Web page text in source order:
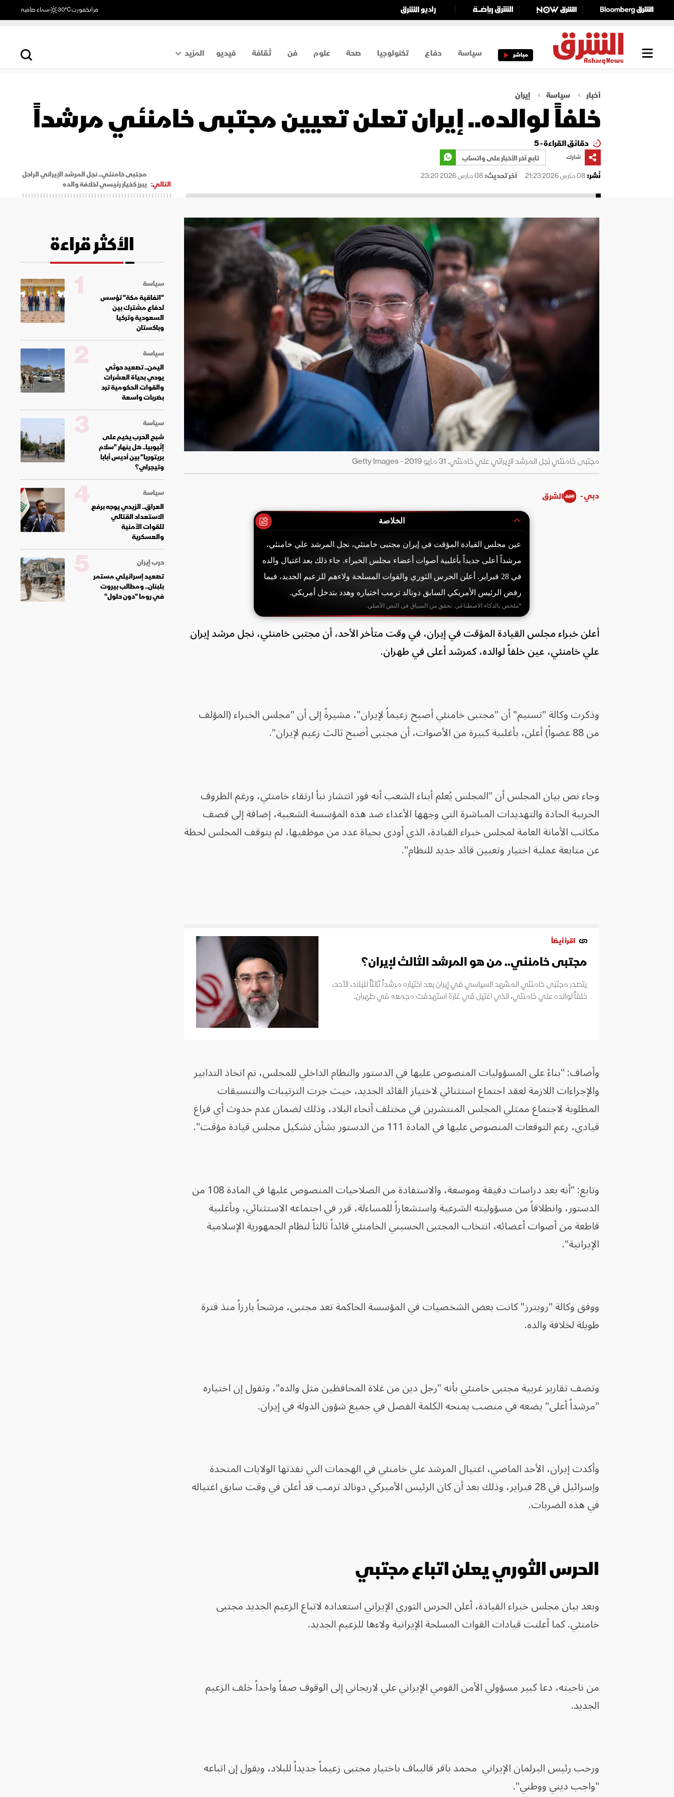
فرانكفورت30°C سماء صافية
مباشر سياسة دفاع تكنولوجيا صحة علوم فن ثقافة فيديو
المزيد
اقتصاد
أخبار سياسة إيران
خلفاً لوالده.. إيران تعلن تعيين مجتبى خامنئي مرشداً
دقائق القراءة - 5
شارك
تابع آخر الأخبار على واتساب
نُشر:08 مارس 2026 21:23 آخر تحديث:08 مارس 2026 23:20
التالي:
مجتبى خامنئي.. نجل المرشد الإيراني الراحل
يبرز كخيار رئيسي لخلافة والده
مجتبى خامنئي نجل المرشد الإيراني علي خامنئي. 31 مايو 2019 - Getty Images
دبي - الشرق
الخلاصة
عين مجلس القيادة المؤقت في إيران مجتبى خامنئي، نجل المرشد علي خامنئي،
مرشداً أعلى جديداً بأغلبية أصوات أعضاء مجلس الخبراء. جاء ذلك بعد اغتيال والده
في 28 فبراير. أعلن الحرس الثوري والقوات المسلحة ولاءهم للزعيم الجديد، فيما
رفض الرئيس الأمريكي السابق دونالد ترمب اختياره وهدد بتدخل أمريكي.
*ملخص بالذكاء الاصطناعي. تحقق من السياق في النص الأصلي.
أعلن خبراء مجلس القيادة المؤقت في إيران، في وقت متأخر الأحد، أن مجتبى خامنئي، نجل مرشد إيران
علي خامنئي، عين خلفاً لوالده، كمرشد أعلى في طهران.
وذكرت وكالة "تسنيم" أن "مجتبى خامنئي أصبح زعيماً لإيران"، مشيرةً إلى أن "مجلس الخبراء (المؤلف
من 88 عضواً) أعلن، بأغلبية كبيرة من الأصوات، أن مجتبى أصبح ثالث زعيم لإيران".
وجاء نص بيان المجلس أن "المجلس يُعلم أبناء الشعب أنه فور انتشار نبأ ارتقاء خامنئي، ورغم الظروف
الحربية الحادة والتهديدات المباشرة التي وجهها الأعداء ضد هذه المؤسسة الشعبية، إضافة إلى قصف
مكاتب الأمانة العامة لمجلس خبراء القيادة، الذي أودى بحياة عدد من موظفيها، لم يتوقف المجلس لحظة
عن متابعة عملية اختيار وتعيين قائد جديد للنظام".
اقرأ أيضاً
مجتبى خامنئي.. من هو المرشد الثالث لإيران؟
يتصدر مجتبى خامنئي المشهد السياسي في إيران بعد اختياره مرشداً ثالثاً للبلاد، الأحد،
خلفاً لوالده علي خامنئي، الذي اغتيل في غارة استهدفت مجمعه في طهران.
وأضاف: "بناءً على المسؤوليات المنصوص عليها في الدستور والنظام الداخلي للمجلس، تم اتخاذ التدابير
والإجراءات اللازمة لعقد اجتماع استثنائي لاختيار القائد الجديد، حيث جرت الترتيبات والتنسيقات
المطلوبة لاجتماع ممثلي المجلس المنتشرين في مختلف أنحاء البلاد، وذلك لضمان عدم حدوث أي فراغ
قيادي، رغم التوقعات المنصوص عليها في المادة 111 من الدستور بشأن تشكيل مجلس قيادة مؤقت".
وتابع: "أنه بعد دراسات دقيقة وموسعة، والاستفادة من الصلاحيات المنصوص عليها في المادة 108 من
الدستور، وانطلاقاً من مسؤوليته الشرعية واستشعاراً للمساءلة، قرر في اجتماعه الاستثنائي، وبأغلبية
قاطعة من أصوات أعضائه، انتخاب المجتبى الحسيني الخامنئي قائداً ثالثاً لنظام الجمهورية الإسلامية
الإيرانية".
ووفق وكالة "رويترز" كانت بعض الشخصيات في المؤسسة الحاكمة تعد مجتبى، مرشحاً ⁠بارزاً منذ فترة
طويلة ​لخلافة ​والده.
وتصف تقارير غربية مجتبى خامنئي بأنه "رجل دين من غلاة المحافظين مثل والده"، وتقول إن اختياره
"مرشداً أعلى" يضعه في منصب يمنحه الكلمة الفصل في جميع شؤون الدولة في إيران.
وأكدت إيران، الأحد الماضي، اغتيال المرشد علي خامنئي في الهجمات التي نفذتها الولايات المتحدة
وإسرائيل في 28 فبراير، وذلك بعد أن كان الرئيس الأميركي دونالد ترمب قد أعلن في وقت سابق اغتياله
في هذه الضربات.
الحرس الثوري يعلن اتباع مجتبي
وبعد بيان مجلس خبراء القيادة، أعلن الحرس الثوري الإيراني استعداده لاتباع الزعيم الجديد مجتبى
خامنئي. كما أعلنت قيادات القوات المسلحة الإيرانية ولاءها للزعيم الجديد.
من ناحيته، دعا كبير مسؤولي الأمن القومي الإيراني علي لاريجاني إلى الوقوف صفاً واحداً خلف الزعيم
الجديد.
ورحب رئيس البرلمان الإيراني محمد باقر قاليباف باختيار مجتبى زعيماً جديداً للبلاد، ويقول إن اتباعه
"واجب ديني ووطني".
الأكثر قراءة
سياسة
"اتفاقية مكة" تؤسس
لدفاع مشترك بين
السعودية وتركيا
وباكستان
1
سياسة
اليمن.. تصعيد حوثي
يودي بحياة العشرات
والقوات الحكومية ترد
بضربات واسعة
2
سياسة
شبح الحرب يخيم على
إثيوبيا.. هل ينهار "سلام
بريتوريا" بين أديس أبابا
وتيجراي؟
3
سياسة
العراق.. الزيدي يوجه برفع
الاستعداد القتالي
للقوات الأمنية
والعسكرية
4
حرب إيران
تصعيد إسرائيلي مستمر
بلبنان.. ومطالب بيروت
في روما "دون حلول"
5